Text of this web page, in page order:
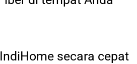
secara cepat